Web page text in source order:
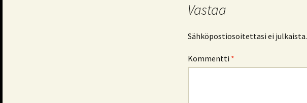
Vastaa
Sähköpostiosoitettasi ei julkaista.
Kommentti *